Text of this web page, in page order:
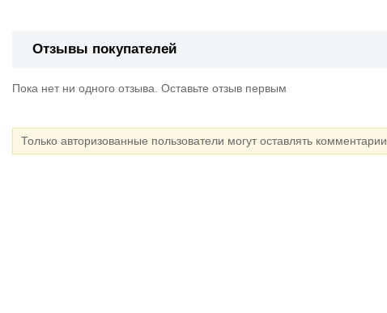
Отзывы покупателей
Пока нет ни одного отзыва. Оставьте отзыв первым
Только авторизованные пользователи могут оставлять комментарии